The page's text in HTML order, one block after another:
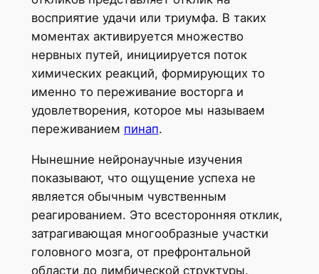
восприятие удачи или триумфа. В таких
моментах активируется множество
нервных путей, инициируется поток
химических реакций, формирующих то
именно то переживание восторга и
удовлетворения, которое мы называем
переживанием пинап.
Нынешние нейронаучные изучения
показывают, что ощущение успеха не
является обычным чувственным
реагированием. Это всесторонняя отклик,
затрагивающая многообразные участки
головного мозга, от префронтальной
области до лимбической структуры.